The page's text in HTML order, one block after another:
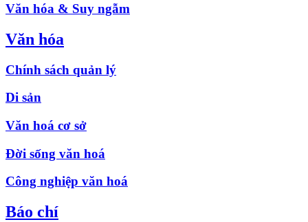
Văn hóa & Suy ngẫm
Văn hóa
Chính sách quản lý
Di sản
Văn hoá cơ sở
Đời sống văn hoá
Công nghiệp văn hoá
Báo chí